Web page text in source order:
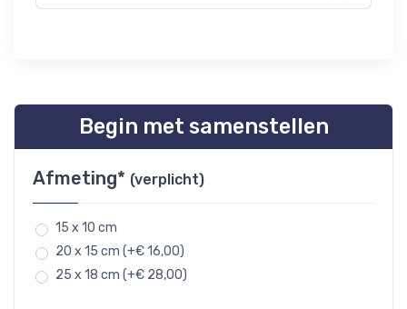
Begin met samenstellen
Afmeting* (verplicht)
15 x 10 cm
20 x 15 cm (+€ 16,00)
25 x 18 cm (+€ 28,00)